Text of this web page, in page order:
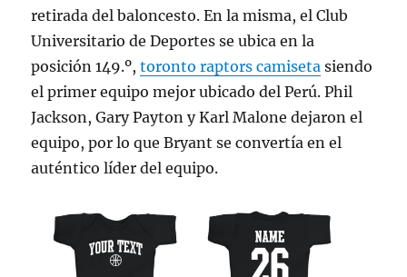
retirada del baloncesto. En la misma, el Club
Universitario de Deportes se ubica en la
posición 149.º,toronto raptors camiseta siendo
el primer equipo mejor ubicado del Perú. Phil
Jackson, Gary Payton y Karl Malone dejaron el
equipo, por lo que Bryant se convertía en el
auténtico líder del equipo.